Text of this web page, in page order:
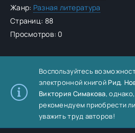
Жанр: Разная литература
Страниц: 88
Просмотров: 0
Воспользуйтесь
электронной книгой Рид.
Виктория Симакова,
рекомендуем приобрести
уважить труд авторов!